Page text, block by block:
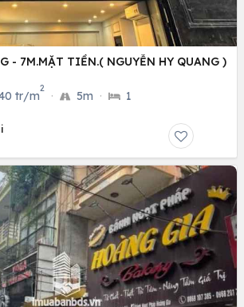
- 7M.MẶT TIỀN.( NGUYỄN HY QUANG )
tr/m
2
· 5m · 1